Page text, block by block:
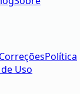
Política
Uso